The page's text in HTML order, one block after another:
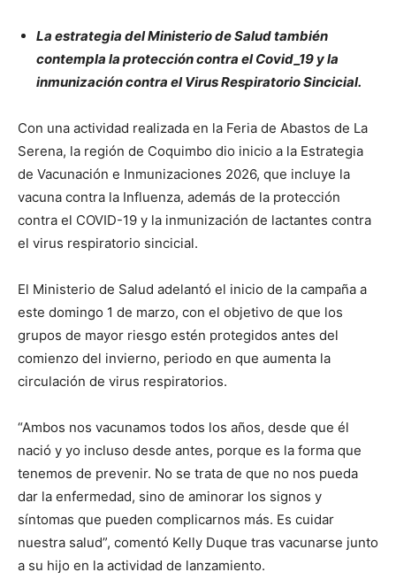
La estrategia del Ministerio de Salud también
contempla la protección contra el Covid_19 y la
inmunización contra el Virus Respiratorio Sincicial.
Con una actividad realizada en la Feria de Abastos de La
Serena, la región de Coquimbo dio inicio a la Estrategia
de Vacunación e Inmunizaciones 2026, que incluye la
vacuna contra la Influenza, además de la protección
contra el COVID-19 y la inmunización de lactantes contra
el virus respiratorio sincicial.
El Ministerio de Salud adelantó el inicio de la campaña a
este domingo 1 de marzo, con el objetivo de que los
grupos de mayor riesgo estén protegidos antes del
comienzo del invierno, periodo en que aumenta la
circulación de virus respiratorios.
“Ambos nos vacunamos todos los años, desde que él
nació y yo incluso desde antes, porque es la forma que
tenemos de prevenir. No se trata de que no nos pueda
dar la enfermedad, sino de aminorar los signos y
síntomas que pueden complicarnos más. Es cuidar
nuestra salud”, comentó Kelly Duque tras vacunarse junto
a su hijo en la actividad de lanzamiento.